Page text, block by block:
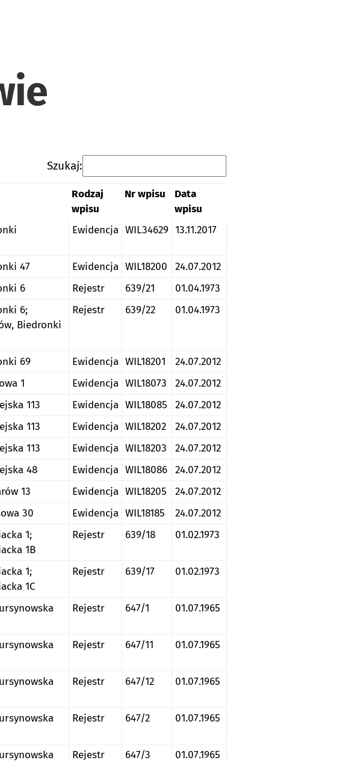
Szukaj:
Rodzaj
wpisu
Nr wpisu
Data
wpisu
Ewidencja WIL34629 13.11.2017
47 Ewidencja WIL18200
24.07.2012
6 Rejestr 639/21
01.04.1973
6;
Biedronki
Rejestr 639/22 01.04.1973
69 Ewidencja WIL18201
24.07.2012
1 Ewidencja WIL18073
24.07.2012
113 Ewidencja WIL18085
24.07.2012
113 Ewidencja WIL18202
24.07.2012
113 Ewidencja WIL18203
24.07.2012
48 Ewidencja WIL18086
24.07.2012
13 Ewidencja WIL18205
24.07.2012
30 Ewidencja WIL18185
24.07.2012
1;
1B
Rejestr 639/18 01.02.1973
1;
1C
Rejestr 639/17 01.02.1973
Rejestr 647/1 01.07.1965
Rejestr 647/11 01.07.1965
Rejestr 647/12 01.07.1965
Rejestr 647/2 01.07.1965
Rejestr 647/3 01.07.1965